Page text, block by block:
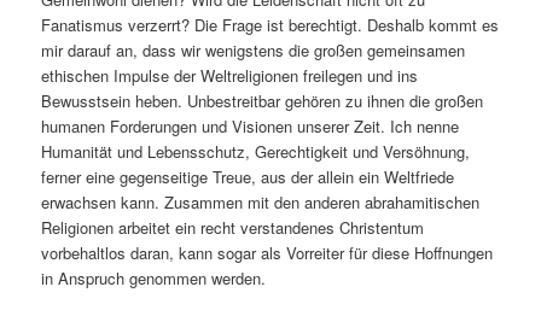
Fanatismus verzerrt? Die Frage ist berechtigt. Deshalb kommt es
mir darauf an, dass wir wenigstens die großen gemeinsamen
ethischen Impulse der Weltreligionen freilegen und ins
Bewusstsein heben. Unbestreitbar gehören zu ihnen die großen
humanen Forderungen und Visionen unserer Zeit. Ich nenne
Humanität und Lebensschutz, Gerechtigkeit und Versöhnung,
ferner eine gegenseitige Treue, aus der allein ein Weltfriede
erwachsen kann. Zusammen mit den anderen abrahamitischen
Religionen arbeitet ein recht verstandenes Christentum
vorbehaltlos daran, kann sogar als Vorreiter für diese Hoffnungen
in Anspruch genommen werden.